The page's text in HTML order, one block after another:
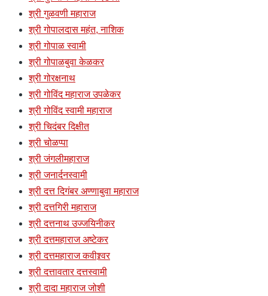
श्री गुळवणी महाराज
श्री गोपालदास महंत, नाशिक
श्री गोपाळ स्वामी
श्री गोपाळबुवा केळकर
श्री गोरक्षनाथ
श्री गोविंद महाराज उपळेकर
श्री गोविंद स्वामी महाराज
श्री चिदंबर दिक्षीत
श्री चोळप्पा
श्री जंगलीमहाराज
श्री जनार्दनस्वामी
श्री दत्त दिगंबर अण्णाबुवा महाराज
श्री दत्तगिरी महाराज
श्री दत्तनाथ उज्जयिनीकर
श्री दत्तमहाराज अष्टेकर
श्री दत्तमहाराज कवीश्र्वर
श्री दत्तावतार दत्तस्वामी
श्री दादा महाराज जोशी